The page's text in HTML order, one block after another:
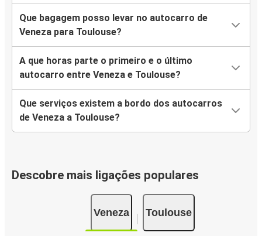
Que bagagem posso levar no autocarro de
Veneza para Toulouse?
A que horas parte o primeiro e o último
autocarro entre Veneza e Toulouse?
Que serviços existem a bordo dos autocarros
de Veneza a Toulouse?
Descobre mais ligações populares
Veneza Toulouse